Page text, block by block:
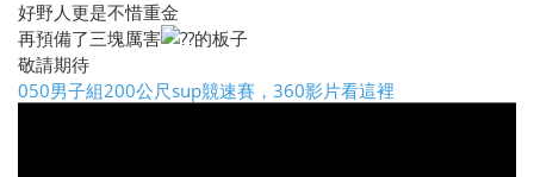
好野人更是不惜重金
再預備了三塊厲害
的板子
敬請期待
050男子組200公尺sup競速賽，360影片看這裡